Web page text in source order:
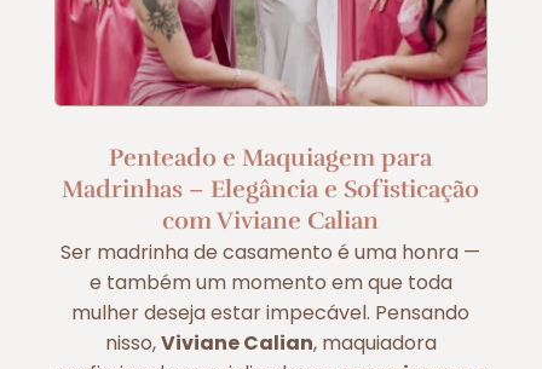
Penteado e Maquiagem para
Madrinhas – Elegância e Sofisticação
com Viviane Calian
Ser madrinha de casamento é uma honra —
e também um momento em que toda
mulher deseja estar impecável. Pensando
nisso,Viviane Calian, maquiadora